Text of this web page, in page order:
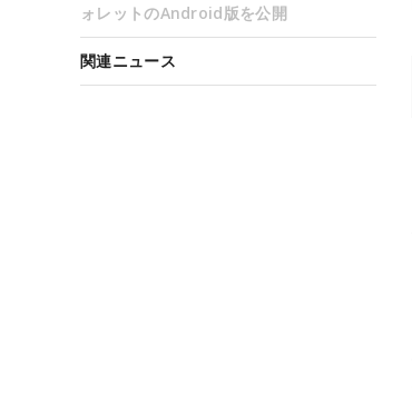
ォレットのAndroid版を公開
関連ニュース